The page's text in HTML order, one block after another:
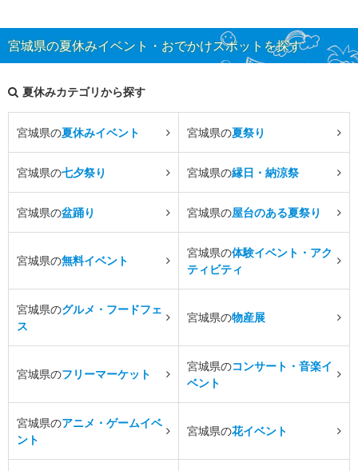
宮城県の夏休みイベント・おでかけスポットを探す
夏休みカテゴリから探す
宮城県の夏休みイベント 宮城県の夏祭り
宮城県の七夕祭り 宮城県の縁日・納涼祭
宮城県の盆踊り 宮城県の屋台のある夏祭り
宮城県の無料イベント
宮城県の体験イベント・アク
ティビティ
宮城県のグルメ・フードフェ
ス
宮城県の物産展
宮城県のフリーマーケット
宮城県のコンサート・音楽イ
ベント
宮城県のアニメ・ゲームイベ
ント
宮城県の花イベント